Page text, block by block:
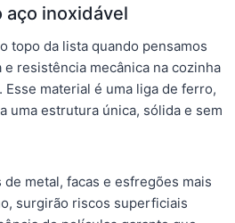
aço inoxidável
topo da lista quando pensamos
resistência mecânica na cozinha
material é uma liga de ferro,
uma estrutura única, sólida e sem
metal, facas e esfregões mais
surgirão riscos superficiais